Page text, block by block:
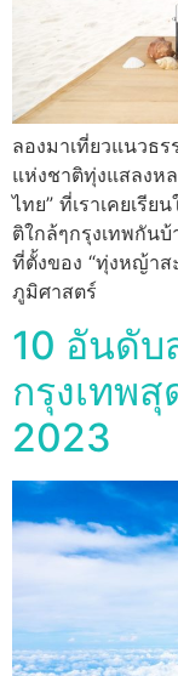
ลองมาเที่ยวแนวธ
แห่งชาติทุ่งแสลงห
ไทย” ที่เราเคยเรี
ติใกล้ๆกรุงเทพกัน
ที่ตั้งของ “ทุ่งหญ้าส
ภูมิศาสตร์
10 อันดับ
กรุงเทพ
2023